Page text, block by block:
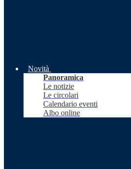
Novità
Panoramica
Le notizie
Le circolari
Calendario eventi
Albo online